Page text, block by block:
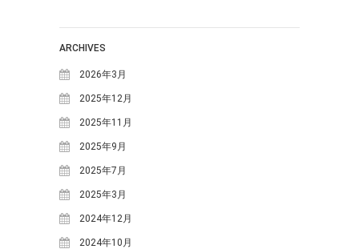
の生ごみ堆肥づくり～
日本ミツバチの巣箱を設置しま
苗づくりのための「培養土」づ
カテゴリー
MOSO塾
One-Day カフェ/シェフ
ARCHIVES
2026年3月
2025年12月
2025年11月
2025年9月
2025年7月
2025年3月
2024年12月
2024年10月